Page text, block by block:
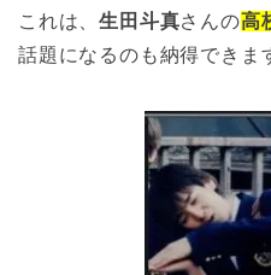
これは、生田斗真さんの高
話題になるのも納得できま